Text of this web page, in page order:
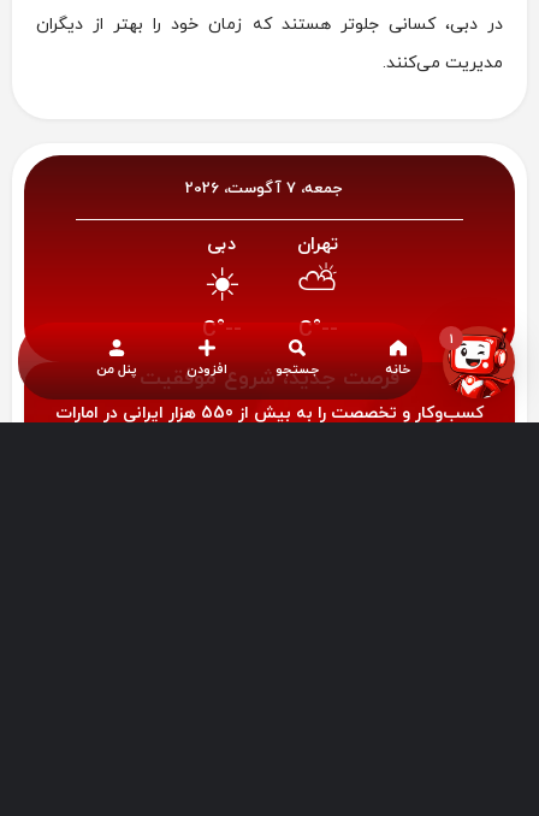
در دبی، کسانی جلوتر هستند که زمان خود را بهتر از دیگران
مدیریت می‌کنند.
جمعه، 7 آگوست، 2026
تهران
⛅
--°C
دبی
☀️
--°C
فرصت‌ جدید، شروع موفقیت
کسب‌وکار و تخصصت را به بیش از 550 هزار ایرانی در امارات
خانه جستجو افزودن پنل من
1